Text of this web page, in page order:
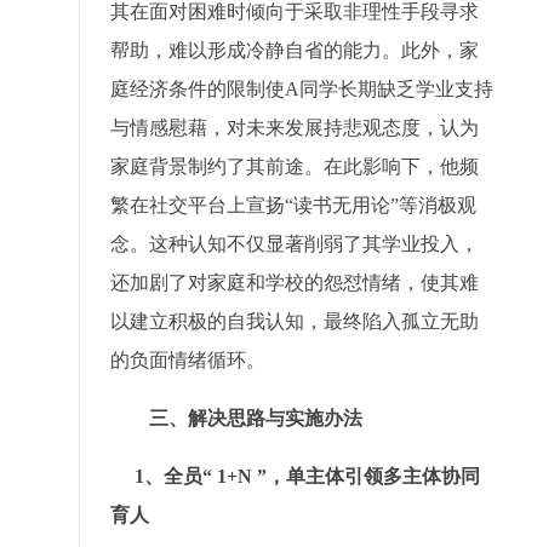
其在面对困难时倾向于采取非理性手段寻求
帮助，难以形成冷静自省的能力。此外，家
庭经济条件的限制使A同学长期缺乏学业支持
与情感慰藉，对未来发展持悲观态度，认为
家庭背景制约了其前途。在此影响下，他频
繁在社交平台上宣扬“读书无用论”等消极观
念。这种认知不仅显著削弱了其学业投入，
还加剧了对家庭和学校的怨怼情绪，使其难
以建立积极的自我认知，最终陷入孤立无助
的负面情绪循环。
三、解决思路与实施办法
1、全员“ 1+N ”，单主体引领多主体协同
育人